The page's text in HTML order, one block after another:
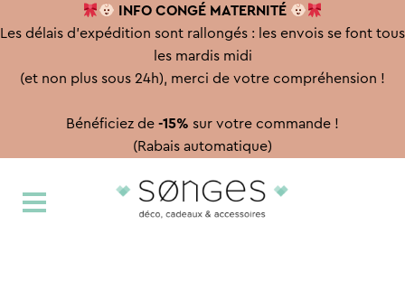
INFO CONGÉ MATERNITÉ
Les délais d'expédition sont rallongés : les envois se font tous
les mardis midi
(et non plus sous 24h), merci de votre compréhension !
Bénéficiez de -15% sur votre commande !
(Rabais automatique)
à
au